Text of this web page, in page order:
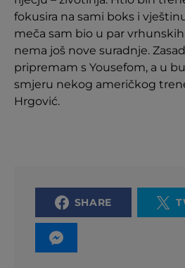
fokusira na sami boks i
meča sam bio u par vrhunskih
nema još nove suradnje.
pripremam s Yousefom, a u
smjeru nekog američkog
Hrgović.
SHARE